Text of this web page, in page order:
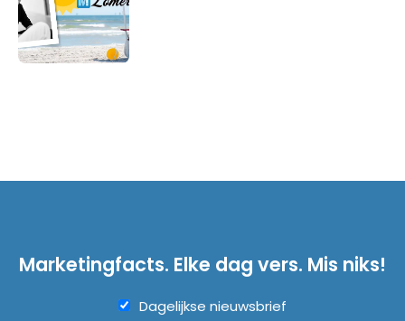
Marketingfacts. Elke dag vers. Mis niks!
Dagelijkse nieuwsbrief